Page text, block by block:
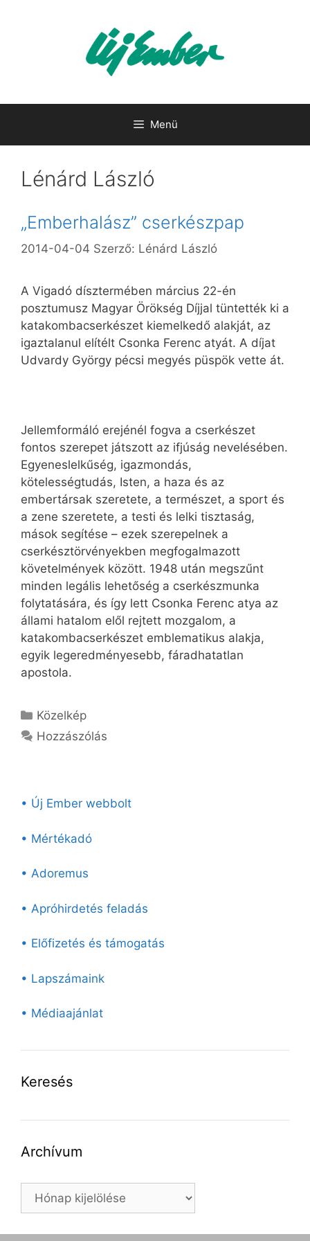
Menü
Lénárd László
„Emberhalász” cserkészpap
2014-04-04 Szerző: Lénárd László
A Vigadó dísztermében március 22-én
posztumusz Magyar Örökség Díjjal tüntették ki a
katakombacserkészet kiemelkedő alakját, az
igaztalanul elítélt Csonka Ferenc atyát. A díjat
Udvardy György pécsi megyés püspök vette át.
Jellemformáló erejénél fogva a cserkészet
fontos szerepet játszott az ifjúság nevelésében.
Egyeneslelkűség, igazmondás,
kötelességtudás, Isten, a haza és az
embertársak szeretete, a természet, a sport és
a zene szeretete, a testi és lelki tisztaság,
mások segítése – ezek szerepelnek a
cserkésztörvényekben megfogalmazott
követelmények között. 1948 után megszűnt
minden legális lehetőség a cserkészmunka
folytatására, és így lett Csonka Ferenc atya az
állami hatalom elől rejtett mozgalom, a
katakombacserkészet emblematikus alakja,
egyik legeredményesebb, fáradhatatlan
apostola.
Kategória
Közelkép
Hozzászólás
• Új Ember webbolt
• Mértékadó
• Adoremus
• Apróhirdetés feladás
• Előfizetés és támogatás
• Lapszámaink
• Médiaajánlat
Keresés
Archívum
Archívum